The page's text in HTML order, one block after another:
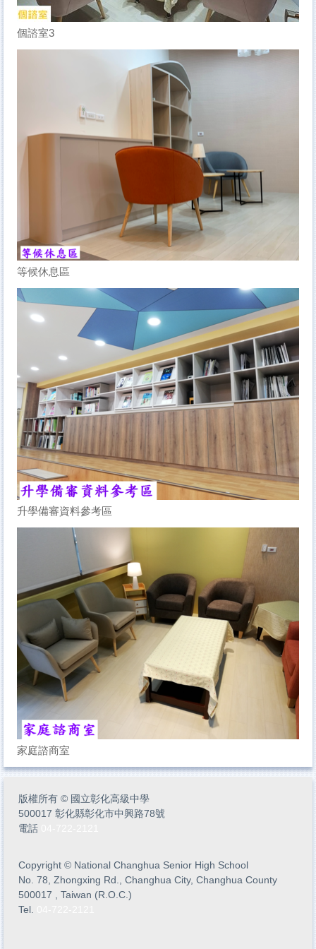
個諮室3
等候休息區
升學備審資料參考區
家庭諮商室
版權所有 © 國立彰化高級中學
500017 彰化縣彰化市中興路78號
電話
Copyright © National Changhua Senior High School
No. 78, Zhongxing Rd., Changhua City, Changhua County
500017 , Taiwan (R.O.C.)
Tel.